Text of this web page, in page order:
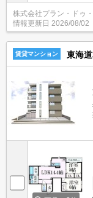
り、とても充実し
など豊富なので、
ティ面は、オート
で安心して暮らせ
株式会社プラン・ドゥ
情報更新日 2026/08/02
賃貸マンション 東海道